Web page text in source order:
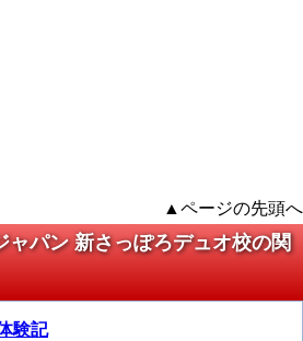
▲ページの先頭へ
ャパン 新さっぽろデュオ校の関
験記